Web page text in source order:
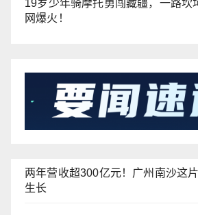
19岁少年骑摩托勇闯藏疆，一路坎
网爆火！
两年营收超300亿元！广州南沙这
生长